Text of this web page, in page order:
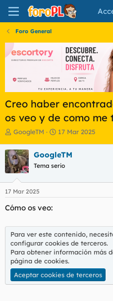
Foro General
Creo haber
os veo y de como me
I
i
c
i
a
d
o
d
l
t
e
m
a
GoogleTM
F
h
a
e
i
o
17 Mar 2025
GoogleTM
Tema serio
17 Mar 2025
Cómo os veo:
Para ver este contenido,
configurar cookies de terceros.
Para obtener información más
página de cookies.
Aceptar cookies de terceros